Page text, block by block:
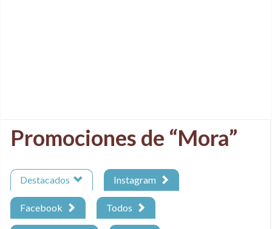
Promociones de “Mora”
Destacados Instagram
Facebook Todos